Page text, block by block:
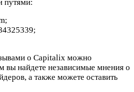
путями:
о Capitalix можно
вы найдете независимые мнения о
а также можете оставить